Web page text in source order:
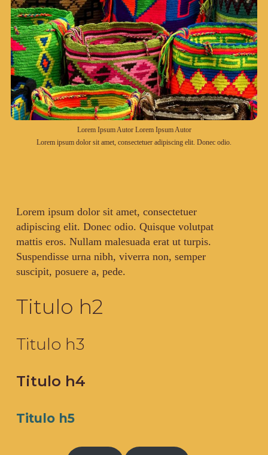
Lorem Ipsum Autor Lorem Ipsum Autor
Lorem ipsum dolor sit amet, consectetuer adipiscing elit. Donec odio.
Lorem ipsum dolor sit amet, consectetuer
adipiscing elit. Donec odio. Quisque volutpat
mattis eros. Nullam malesuada erat ut turpis.
Suspendisse urna nibh, viverra non, semper
suscipit, posuere a, pede.
Titulo h2
Titulo h3
Titulo h4
Titulo h5